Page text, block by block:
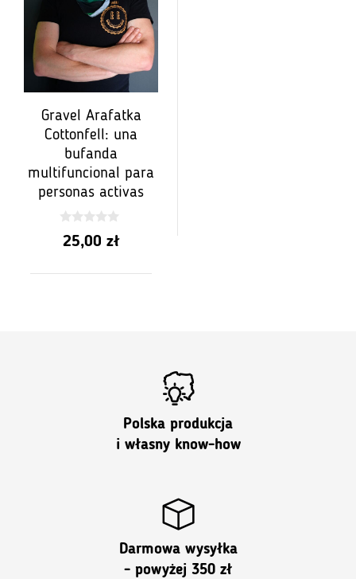
Gravel Arafatka
Cottonfell: una
bufanda
multifuncional para
personas activas
0
z25,00 zł
Polska produkcja
i własny know-how
Darmowa wysyłka
- powyżej 350 zł